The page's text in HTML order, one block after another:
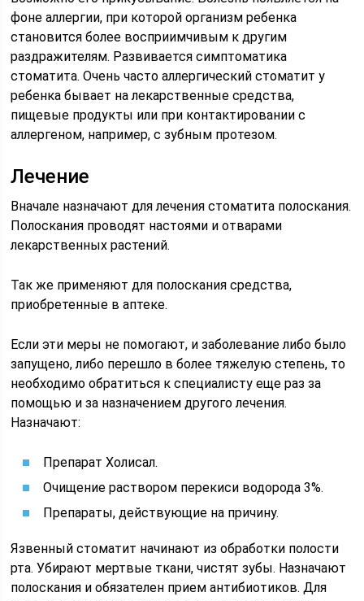
фоне аллергии, при которой организм ребенка
становится более восприимчивым к другим
раздражителям. Развивается симптоматика
стоматита. Очень часто аллергический стоматит у
ребенка бывает на лекарственные средства,
пищевые продукты или при контактировании с
аллергеном, например, с зубным протезом.
Лечение
Вначале назначают для лечения стоматита полоскания.
Полоскания проводят настоями и отварами
лекарственных растений.
Так же применяют для полоскания средства,
приобретенные в аптеке.
Если эти меры не помогают, и заболевание либо было
запущено, либо перешло в более тяжелую степень, то
необходимо обратиться к специалисту еще раз за
помощью и за назначением другого лечения.
Назначают:
Препарат Холисал.
Очищение раствором перекиси водорода 3%.
Препараты, действующие на причину.
Язвенный стоматит начинают из обработки полости
рта. Убирают мертвые ткани, чистят зубы. Назначают
полоскания и обязателен прием антибиотиков. Для